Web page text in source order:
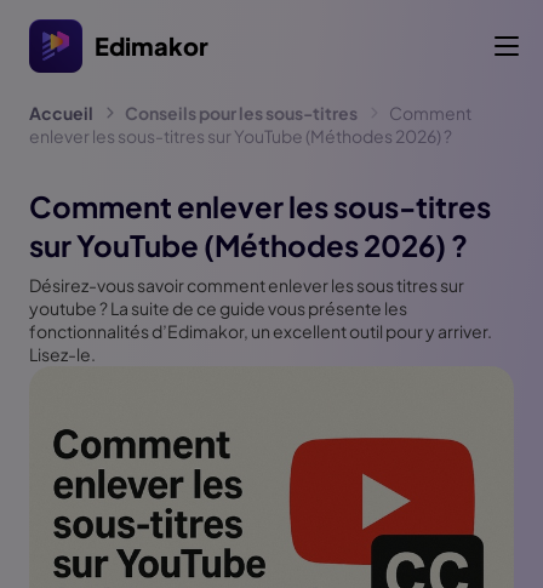
Edimakor
Accueil Conseils pour les sous-titres
Comment
enlever les sous-titres sur YouTube (Méthodes 2026) ?
Comment enlever les sous-titres
sur YouTube (Méthodes 2026) ?
Désirez-vous savoir comment enlever les sous titres sur
youtube ? La suite de ce guide vous présente les
fonctionnalités d’Edimakor, un excellent outil pour y arriver.
Lisez-le.